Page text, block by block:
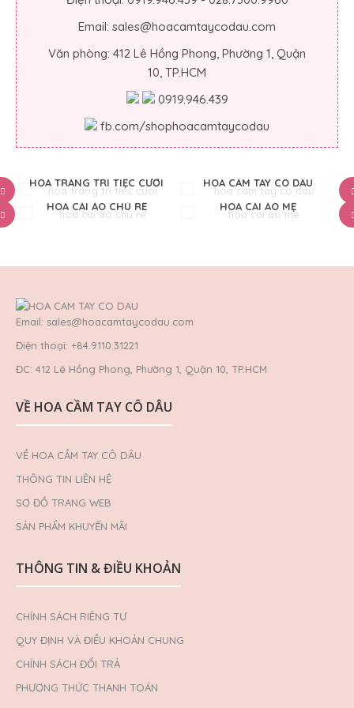
Email: sales@hoacamtaycodau.com
Văn phòng: 412 Lê Hồng Phong, Phường 1, Quận
10, TP.HCM
0919.946.439
fb.com/shophoacamtaycodau
HOA TRANG TRÍ TIỆC CƯỚI
HOA CẦM TAY CÔ DÂU
HOA CÀI ÁO CHÚ RỂ
HOA CÀI ÁO MẸ
Email: sales@hoacamtaycodau.com
Điện thoại: +84.9110.31221
ĐC: 412 Lê Hồng Phong, Phường 1, Quận 10, TP.HCM
VỀ HOA CẦM TAY CÔ DÂU
VỀ HOA CẦM TAY CÔ DÂU
THÔNG TIN LIÊN HỆ
SƠ ĐỒ TRANG WEB
SẢN PHẨM KHUYẾN MÃI
THÔNG TIN & ĐIỀU KHOẢN
CHÍNH SÁCH RIÊNG TƯ
QUY ĐỊNH VÀ ĐIỀU KHOẢN CHUNG
CHÍNH SÁCH ĐỔI TRẢ
PHƯƠNG THỨC THANH TOÁN